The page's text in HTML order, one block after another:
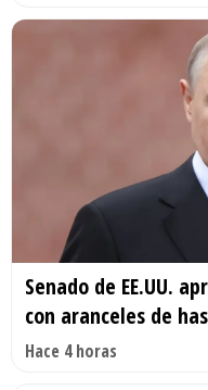
Senado de EE.UU.
con aranceles de
Hace 4 horas